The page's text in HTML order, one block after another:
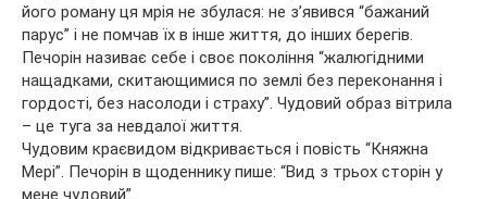
його роману ця мрія не збулася: не з’явився “бажаний
парус” і не помчав їх в інше життя, до інших берегів.
Печорін називає себе і своє покоління “жалюгідними
нащадками, скитающимися по землі без переконання і
гордості, без насолоди і страху”. Чудовий образ вітрила
– це туга за невдалої життя.
Чудовим краєвидом відкривається і повість “Княжна
Мері”. Печорін в щоденнику пише: “Вид з трьох сторін у
мене чудовий”.